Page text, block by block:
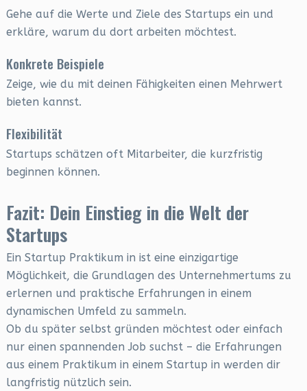
Gehe auf die Werte und Ziele des Startups ein und
erkläre, warum du dort arbeiten möchtest.
Konkrete Beispiele
Zeige, wie du mit deinen Fähigkeiten einen Mehrwert
bieten kannst.
Flexibilität
Startups schätzen oft Mitarbeiter, die kurzfristig
beginnen können.
Fazit: Dein Einstieg in die Welt der
Startups
Ein Startup Praktikum in ist eine einzigartige
Möglichkeit, die Grundlagen des Unternehmertums zu
erlernen und praktische Erfahrungen in einem
dynamischen Umfeld zu sammeln.
Ob du später selbst gründen möchtest oder einfach
nur einen spannenden Job suchst – die Erfahrungen
aus einem Praktikum in einem Startup in werden dir
langfristig nützlich sein.